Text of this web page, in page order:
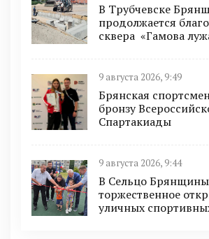
В Трубчевске
продолжается
сквера «Гамова
9 августа 2026, 9:49
Брянская
бронзу
Спартакиады
9 августа 2026, 9:44
В Сельцо Брянщины
торжественное
уличных